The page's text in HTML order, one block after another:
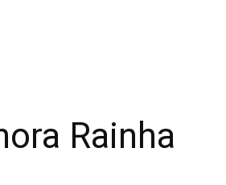
Rainha